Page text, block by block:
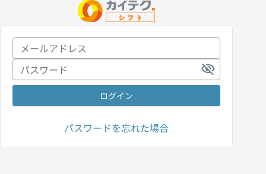
visibility_off
ログイン
パスワードを忘れた場合